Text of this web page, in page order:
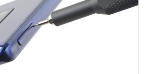
Annuler Publier un commentaire